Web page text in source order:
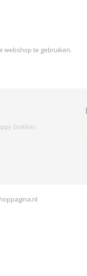
webshop te gebruiken.
brokken